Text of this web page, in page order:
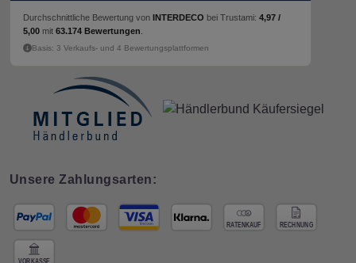
Durchschnittliche Bewertung von INTERDECO bei Trustami: 4,97 /
5,00 mit 63.174 Bewertungen
Basis: 3 Verkaufs- und 4 Bewertungsplattformen
Unsere Zahlungsarten: